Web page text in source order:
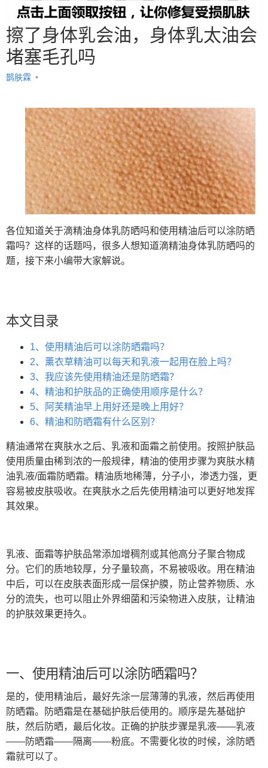
擦了身体乳会油，身体乳太油会
堵塞毛孔吗
鹊肤霖 •
各位知道关于滴精油身体乳防晒吗和使用精油后可以涂防晒
霜吗？这样的话题吗，很多人想知道滴精油身体乳防晒吗的
题，接下来小编带大家解说。
本文目录
1、使用精油后可以涂防晒霜吗？
2、薰衣草精油可以每天和乳液一起用在脸上吗？
3、我应该先使用精油还是防晒霜？
4、精油和护肤品的正确使用顺序是什么？
5、阿芙精油早上用好还是晚上用好？
6、精油和防晒霜有什么区别？
精油通常在爽肤水之后、乳液和面霜之前使用。按照护肤品
使用质量由稀到浓的一般规律，精油的使用步骤为爽肤水精
油乳液/面霜防晒霜。精油质地稀薄，分子小，渗透力强，更
容易被皮肤吸收。在爽肤水之后先使用精油可以更好地发挥
其效果。
乳液、面霜等护肤品常添加增稠剂或其他高分子聚合物成
分。它们的质地较厚，分子量较高，不易被吸收。用在精油
中后，可以在皮肤表面形成一层保护膜，防止营养物质、水
分的流失，也可以阻止外界细菌和污染物进入皮肤，让精油
的护肤效果更持久。
一、使用精油后可以涂防晒霜吗？
是的，使用精油后，最好先涂一层薄薄的乳液，然后再使用
防晒霜。防晒霜是在基础护肤后使用的。顺序是先基础护
肤，然后防晒，最后化妆。正确的护肤步骤是乳液——乳液
——防晒霜——隔离——粉底。不需要化妆的时候，涂防晒
霜就可以了。